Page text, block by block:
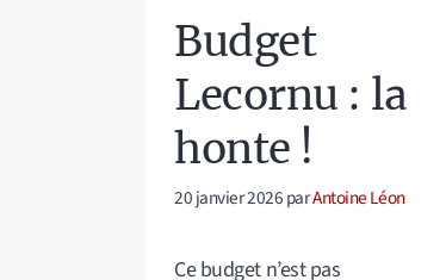
Budget
Lecornu : la
honte !
20 janvier 2026parAntoine Léon
Ce budget n’est pas